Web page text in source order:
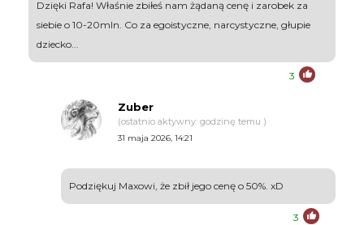
Dzięki Rafa! Właśnie zbiłeś nam żądaną cenę i zarobek za
siebie o 10-20mln. Co za egoistyczne, narcystyczne, głupie
dziecko...
3
Zuber
(ostatnio aktywny: godzinę temu )
31 maja 2026, 14:21
Podziękuj Maxowi, że zbił jego cenę o 50%. xD
3